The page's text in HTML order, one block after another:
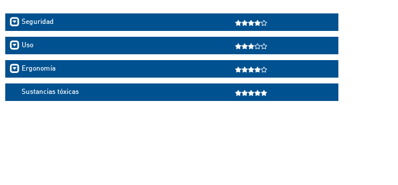
Seguridad
Uso
Ergonomía
Sustancias tóxicas